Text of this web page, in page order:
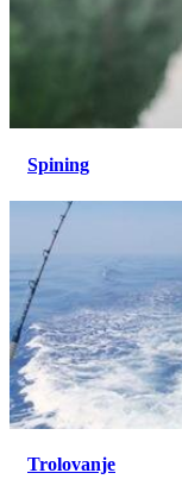
Spining
Trolovanje